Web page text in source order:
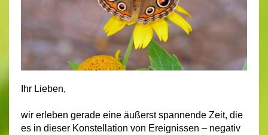
Ihr Lieben,
wir erleben gerade eine äußerst spannende Zeit, die
es in dieser Konstellation von Ereignissen – negativ